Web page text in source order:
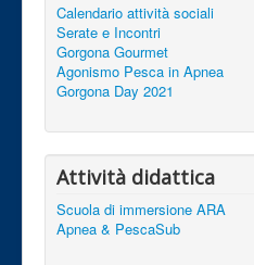
Calendario attività sociali
Serate e Incontri
Gorgona Gourmet
Agonismo Pesca in Apnea
Gorgona Day 2021
Attività didattica
Scuola di immersione ARA
Apnea & PescaSub